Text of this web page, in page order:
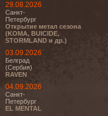
29.08.2026
Санкт-
Петербург
Открытие метал сезона
(KOMA, BUICIDE,
STORMLAND и др.)
03.09.2026
Белград
(Сербия)
RAVEN
04.09.2026
Санкт-
Петербург
EL MENTAL